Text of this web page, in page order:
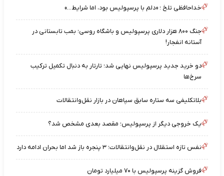
خداحافظی تلخ ؛ «دلم با پرسپولیس بود، اما شرایط…»
جنگ ۸۰۰ هزار دلاری پرسپولیس و باشگاه روسی؛ بمب تابستانی در
آستانه انفجار!
دو خرید جدید پرسپولیس نهایی شد؛ تارتار به دنبال تکمیل ترکیب
سرخ‌ها
بلاتکلیفی سه ستاره سابق سپاهان در بازار نقل‌وانتقالات
یک خروجی دیگر از پرسپولیس؛ مقصد بعدی مشخص شد؟
نفس تازه استقلال در نقل‌وانتقالات؛ ۳ پنجره باز شد اما بحران ادامه دارد
فروش گزینه پرسپولیس با ۷۰ میلیارد تومان